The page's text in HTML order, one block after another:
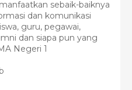
sebaik-baiknya
dan komunikasi
guru, pegawai,
dan siapa pun yang
Negeri 1